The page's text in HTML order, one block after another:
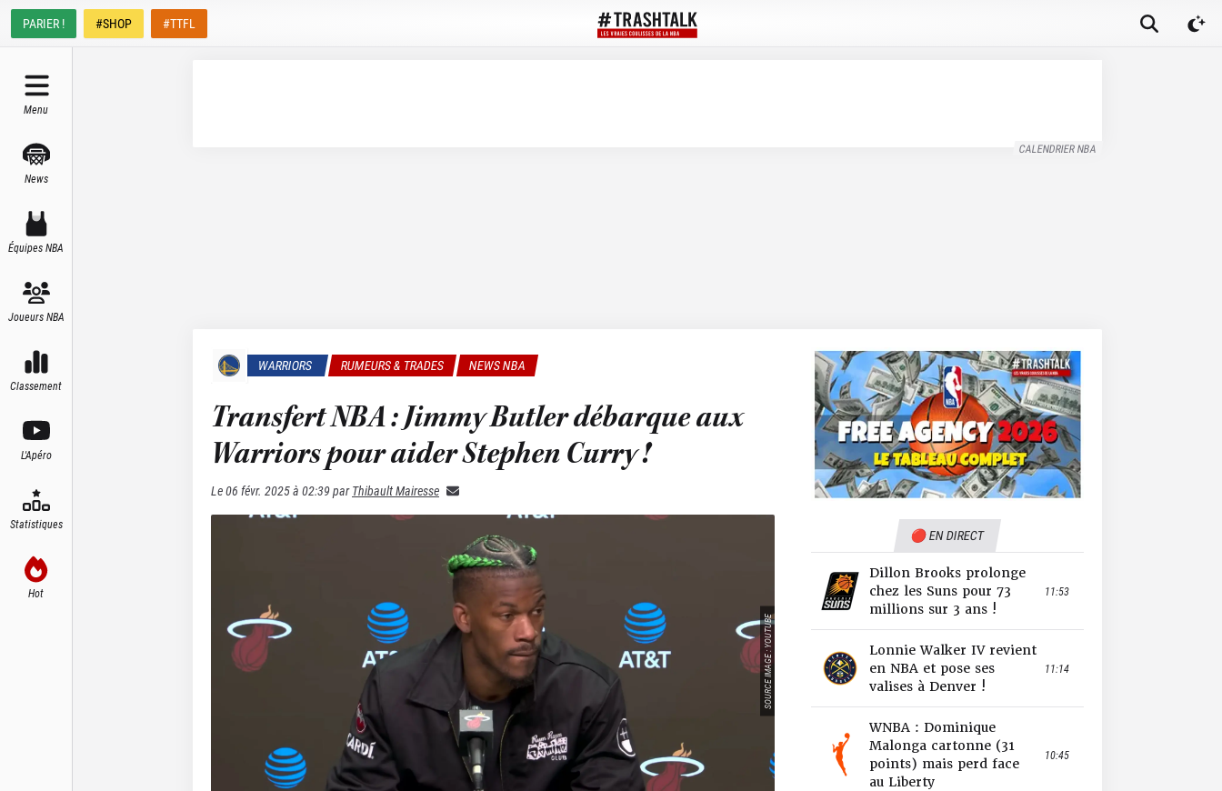
PARIER ! #SHOP #TTFL
Menu
News
Équipes NBA
Joueurs NBA
Classement
L'Apéro
Statistiques
Hot
CALENDRIER NBA
WARRIORS RUMEURS & TRADES NEWS NBA
Transfert NBA : Jimmy Butler débarque aux
Warriors pour aider Stephen Curry !
Le06 févr. 2025 à 02:39par Thibault Mairesse
SOURCE IMAGE : YOUTUBE
🔴 EN DIRECT
Dillon Brooks prolonge
chez les Suns pour 73
millions sur 3 ans !
11:53
Lonnie Walker IV revient
en NBA et pose ses
valises à Denver !
11:14
WNBA : Dominique
Malonga cartonne (31
points) mais perd face
au Liberty
10:45